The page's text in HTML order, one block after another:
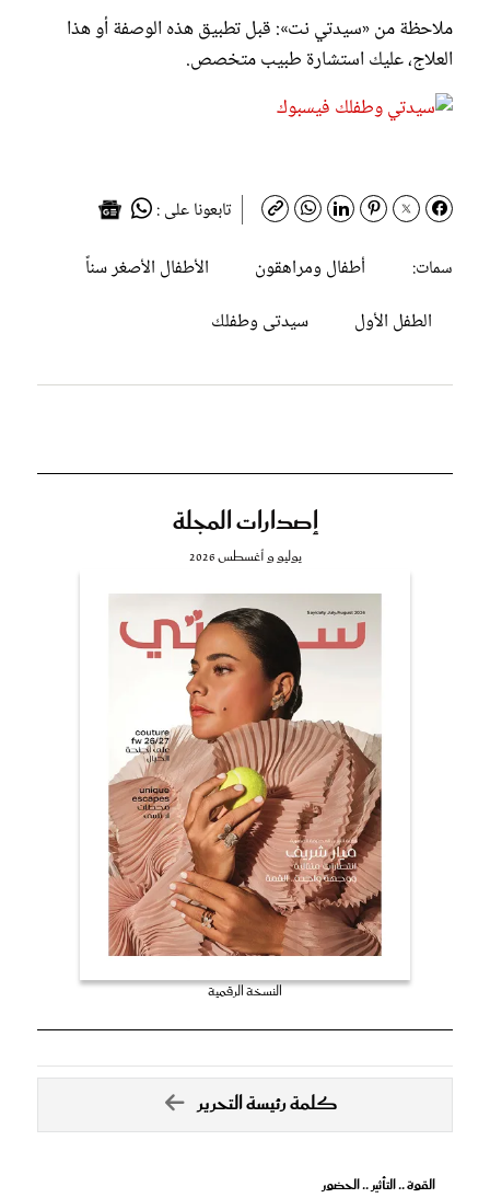
ملاحظة من «سيدتي نت»: قبل تطبيق هذه الوصفة أو هذا
العلاج، عليك استشارة طبيب متخصص.
تابعونا على :
سمات:
أطفال ومراهقون
الأطفال الأصغر سناً
الطفل الأول
سيدتى وطفلك
إصدارات المجلة
يوليو و أغسطس 2026
النسخة الرقمية
كلمة رئيسة التحرير
القوة .. التأثير .. الحضور